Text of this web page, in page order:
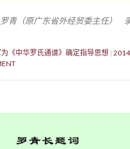
青（原广东省外经贸委主任）
《中华罗氏通谱》确定指导思想 2014